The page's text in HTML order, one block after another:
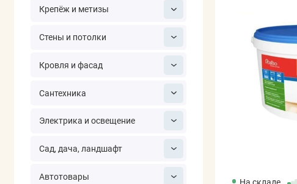
Крепёж и метизы
Стены и потолки
Кровля и фасад
Сантехника
Электрика и освещение
Сад, дача, ландшафт
Автотовары